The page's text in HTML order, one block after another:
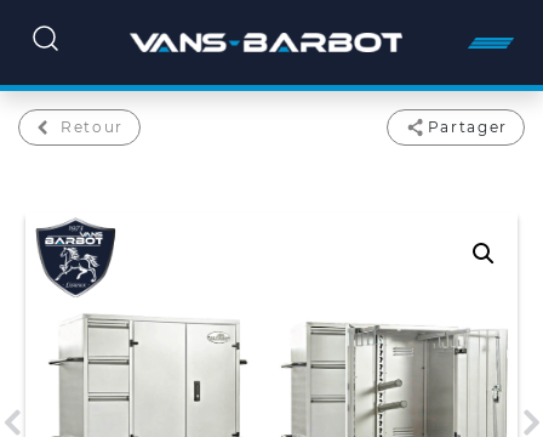
Retour Partager